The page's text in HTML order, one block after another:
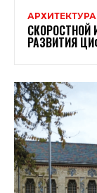
АРХИТЕКТУРА
СКОРОСТНОЙ
РАЗВИТИЯ